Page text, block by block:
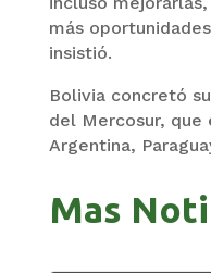
más
insistió.
Bolivia concretó
del Mercosur, que
Argentina,
Mas